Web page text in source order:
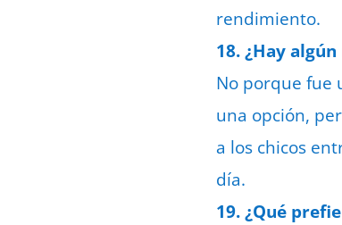
rendimiento.
18. ¿Hay
No porque fue
una opción,
a los chicos
día.
19. ¿Qué